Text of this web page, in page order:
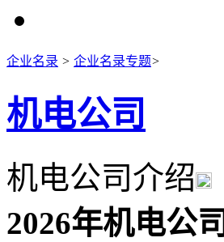
企业名录 > 企业名录专题>
机电公司
机电公司介绍
2026年机电公司